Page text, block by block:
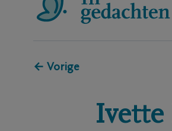
← Vorige
Ivette